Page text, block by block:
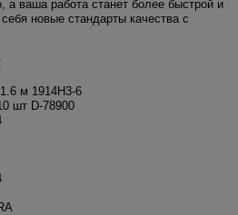
а ваша работа станет более быстрой и
новые стандарты качества с
м 1914H3-6
шт D-78900